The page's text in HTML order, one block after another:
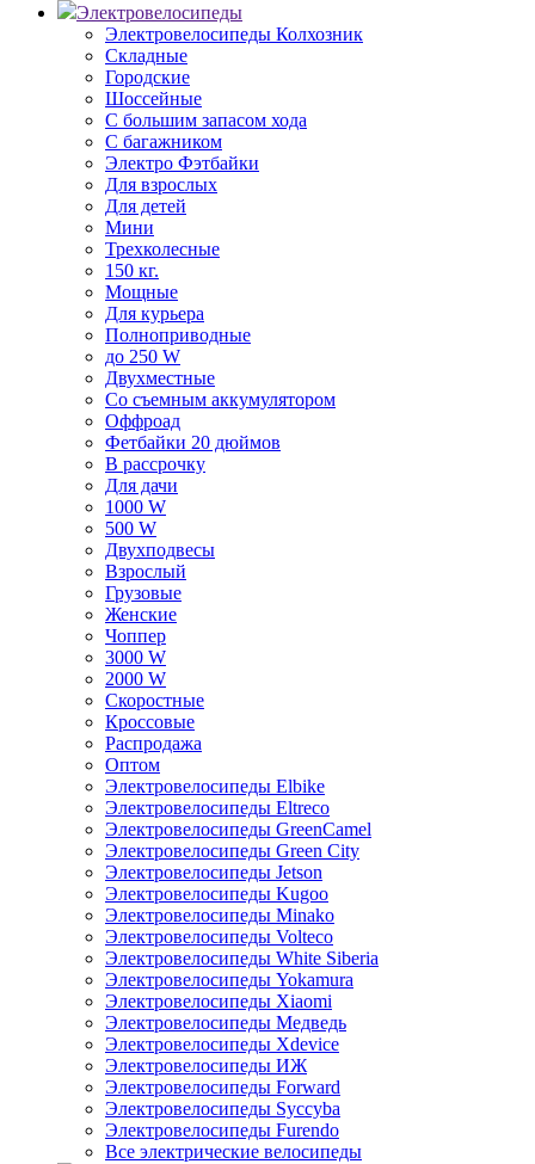
Электровелосипеды
Электровелосипеды Колхозник
Складные
Городские
Шоссейные
С большим запасом хода
С багажником
Электро Фэтбайки
Для взрослых
Для детей
Мини
Трехколесные
150 кг.
Мощные
Для курьера
Полноприводные
до 250 W
Двухместные
Со съемным аккумулятором
Оффроад
Фетбайки 20 дюймов
В рассрочку
Для дачи
1000 W
500 W
Двухподвесы
Взрослый
Грузовые
Женские
Чоппер
3000 W
2000 W
Скоростные
Кроссовые
Распродажа
Оптом
Электровелосипеды Elbike
Электровелосипеды Eltreco
Электровелосипеды GreenCamel
Электровелосипеды Green City
Электровелосипеды Jetson
Электровелосипеды Kugoo
Электровелосипеды Minako
Электровелосипеды Volteco
Электровелосипеды White Siberia
Электровелосипеды Yokamura
Электровелосипеды Xiaomi
Электровелосипеды Медведь
Электровелосипеды Xdevice
Электровелосипеды ИЖ
Электровелосипеды Forward
Электровелосипеды Syccyba
Электровелосипеды Furendo
Все электрические велосипеды